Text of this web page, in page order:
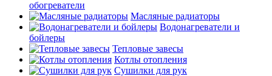
обогреватели
Масляные радиаторы
Водонагреватели и
бойлеры
Тепловые завесы
Котлы отопления
Сушилки для рук